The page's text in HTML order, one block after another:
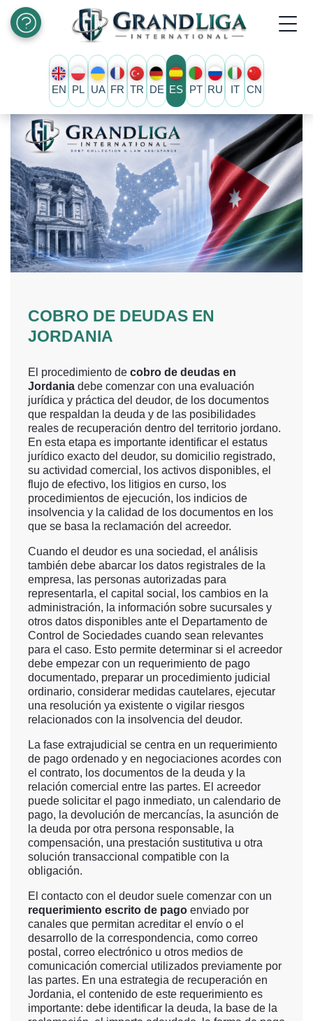
EN PL UA FR TR DE ES PT RU IT CN
COBRO DE DEUDAS EN
JORDANIA
El procedimiento de cobro de deudas en
Jordania debe comenzar con una evaluación
jurídica y práctica del deudor, de los documentos
que respaldan la deuda y de las posibilidades
reales de recuperación dentro del territorio jordano.
En esta etapa es importante identificar el estatus
jurídico exacto del deudor, su domicilio registrado,
su actividad comercial, los activos disponibles, el
flujo de efectivo, los litigios en curso, los
procedimientos de ejecución, los indicios de
insolvencia y la calidad de los documentos en los
que se basa la reclamación del acreedor.
Cuando el deudor es una sociedad, el análisis
también debe abarcar los datos registrales de la
empresa, las personas autorizadas para
representarla, el capital social, los cambios en la
administración, la información sobre sucursales y
otros datos disponibles ante el Departamento de
Control de Sociedades cuando sean relevantes
para el caso. Esto permite determinar si el acreedor
debe empezar con un requerimiento de pago
documentado, preparar un procedimiento judicial
ordinario, considerar medidas cautelares, ejecutar
una resolución ya existente o vigilar riesgos
relacionados con la insolvencia del deudor.
La fase extrajudicial se centra en un requerimiento
de pago ordenado y en negociaciones acordes con
el contrato, los documentos de la deuda y la
relación comercial entre las partes. El acreedor
puede solicitar el pago inmediato, un calendario de
pago, la devolución de mercancías, la asunción de
la deuda por otra persona responsable, la
compensación, una prestación sustitutiva u otra
solución transaccional compatible con la
obligación.
El contacto con el deudor suele comenzar con un
requerimiento escrito de pago enviado por
canales que permitan acreditar el envío o el
desarrollo de la correspondencia, como correo
postal, correo electrónico u otros medios de
comunicación comercial utilizados previamente por
las partes. En una estrategia de recuperación en
Jordania, el contenido de este requerimiento es
importante: debe identificar la deuda, la base de la